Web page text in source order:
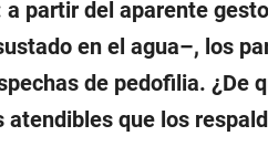
a partir del aparente
en el agua–, los
de pedofilia. ¿De
atendibles que los